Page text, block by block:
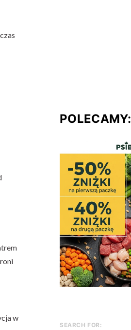
w
POLECAMY:
SEARCH FOR: